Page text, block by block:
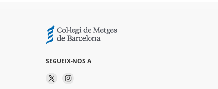
SEGUEIX-NOS A